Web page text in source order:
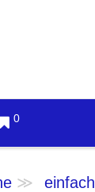
0
einfach